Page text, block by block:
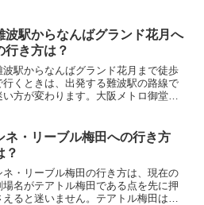
と別の改札に向かいがちです。JRの中
口改札は...
波駅からなんばグランド花月へ
行き方は？
波駅からなんばグランド花月まで徒歩
行くときは、出発する難波駅の路線で
い方が変わります。大阪メトロ御堂筋
5分の最短導線を解説します。難波駅
どこから出るか...
ネ・リーブル梅田への行き方
？
ネ・リーブル梅田の行き方は、現在の
場名がテアトル梅田である点を先に押
えると迷いません。テアトル梅田は梅